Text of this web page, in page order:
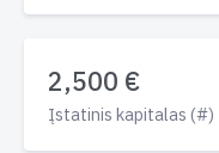
2,500 €
Įstatinis kapitalas (#)